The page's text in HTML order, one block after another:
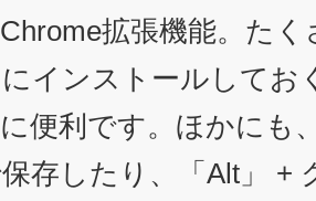
拡張機能。た
インストールしてお
便利です。ほかにも
存したり、「Alt」 +